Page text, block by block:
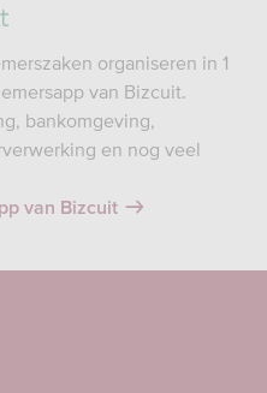
organiseren in 1
van Bizcuit.
bankomgeving,
en nog veel
van Bizcuit